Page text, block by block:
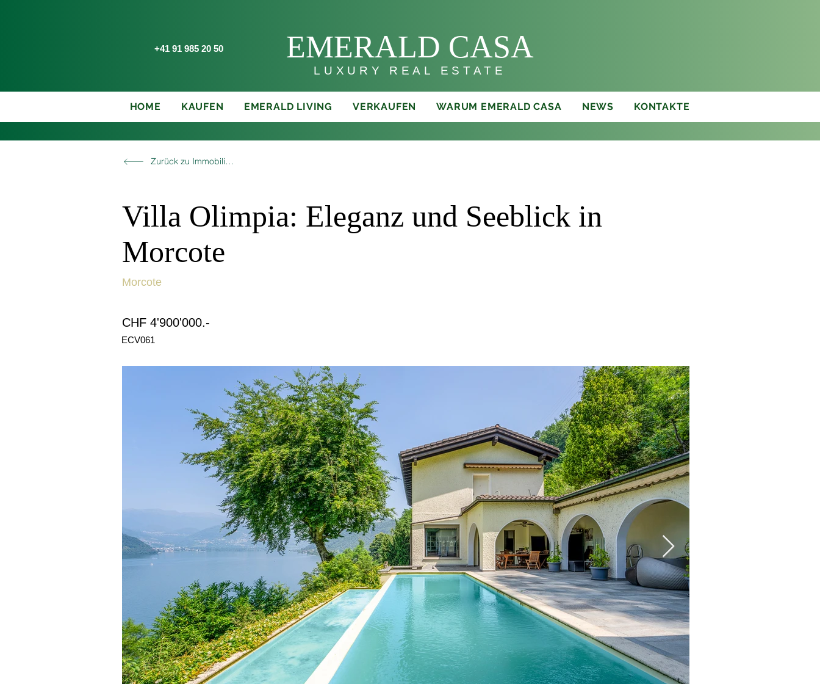
+41 91 985 20 50 EMERALD CASA
LUXURY REAL ESTATE
HOME KAUFEN EMERALD LIVING VERKAUFEN WARUM EMERALD CASA NEWS KONTAKTE
Zurück zu Immobilien
Villa Olimpia: Eleganz und Seeblick in
Morcote
Morcote
CHF 4'900'000.-
ECV061